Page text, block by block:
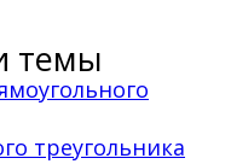
темы
треугольника